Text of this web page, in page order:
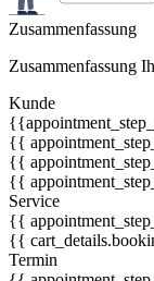
Zusammenfassung
Zusammenfassung
Kunde
{{
{{
{{
Service
{{
{{
Termin